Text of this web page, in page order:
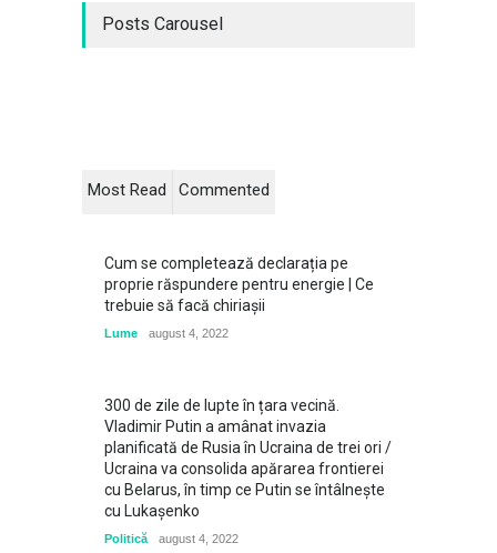
Posts Carousel
Most Read Commented
Cum se completează declarația pe
proprie răspundere pentru energie | Ce
trebuie să facă chiriașii
Lume august 4, 2022
300 de zile de lupte în țara vecină.
Vladimir Putin a amânat invazia
planificată de Rusia în Ucraina de trei ori /
Ucraina va consolida apărarea frontierei
cu Belarus, în timp ce Putin se întâlneşte
cu Lukaşenko
Politică august 4, 2022